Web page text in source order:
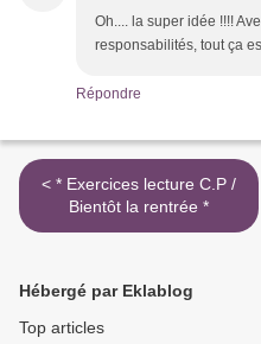
Oh.... la super idée !!!!
responsabilités, tout ça
Répondre
< * Exercices lecture C.P /
Bientôt la rentrée *
Hébergé par Eklablog
Top articles